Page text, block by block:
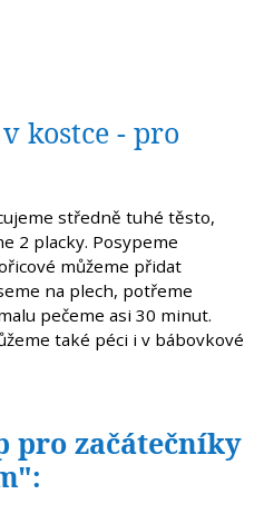
kostce - pro
středně tuhé těsto,
2 placky. Posypeme
můžeme přidat
na plech, potřeme
pečeme asi 30 minut.
také péci i v bábovkové
pro začátečníky